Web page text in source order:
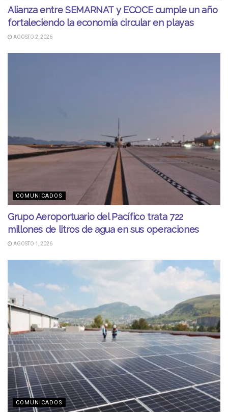
Alianza entre SEMARNAT y ECOCE cumple un año
fortaleciendo la economía circular en playas
AGOSTO 2, 2026
COMUNICADOS
Grupo Aeroportuario del Pacífico trata 722
millones de litros de agua en sus operaciones
AGOSTO 1, 2026
COMUNICADOS